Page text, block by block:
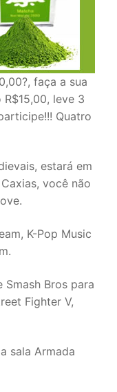
faça a sua
leve 3
Quatro
estará em
você não
K-Pop Music
Bros para
Fighter V,
sala Armada